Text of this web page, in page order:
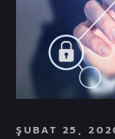
ŞUBAT 25,